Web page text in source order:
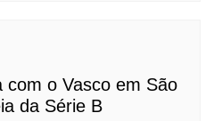
com o Vasco em São
da Série B